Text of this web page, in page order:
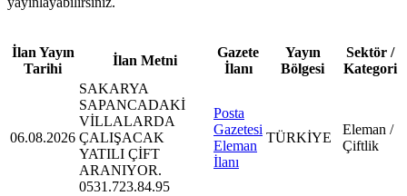
İlan Yayın
Tarihi
İlan Metni
Gazete
İlanı
Yayın
Bölgesi
Sektör /
Kategori
06.08.2026
SAKARYA
SAPANCADAKİ
VİLLALARDA
ÇALIŞACAK
YATILI ÇİFT
ARANIYOR.
0531.723.84.95
Posta
Gazetesi
Eleman
İlanı
TÜRKİYE
Eleman /
Çiftlik